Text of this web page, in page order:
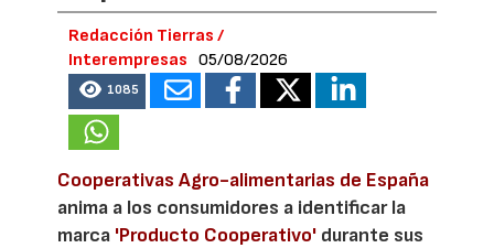
Redacción Tierras /
Interempresas
05/08/2026
1085
Cooperativas Agro-alimentarias de España
anima a los consumidores a identificar la
marca 'Producto Cooperativo' durante sus